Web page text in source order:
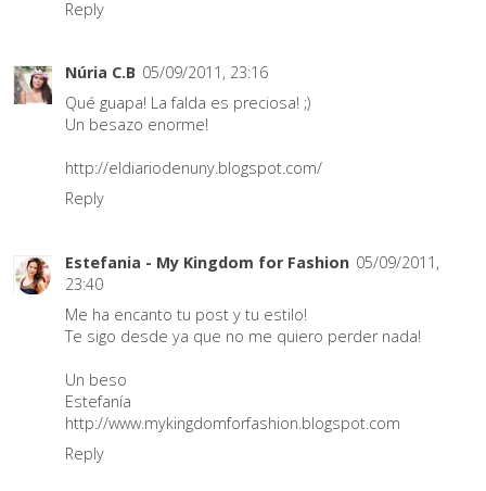
Reply
Núria C.B 05/09/2011, 23:16
Qué guapa! La falda es preciosa! ;)
Un besazo enorme!
http://eldiariodenuny.blogspot.com/
Reply
Estefania - My Kingdom for Fashion 05/09/2011,
23:40
Me ha encanto tu post y tu estilo!
Te sigo desde ya que no me quiero perder nada!
Un beso
Estefanía
http://www.mykingdomforfashion.blogspot.com
Reply